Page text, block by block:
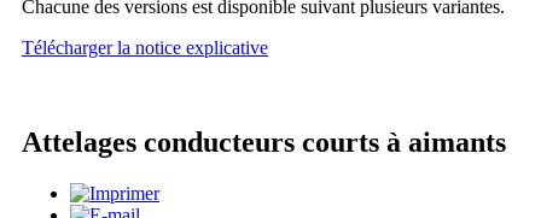
Chacune des versions est disponible suivant plusieurs variantes.
Télécharger la notice explicative
Attelages conducteurs courts à aimants